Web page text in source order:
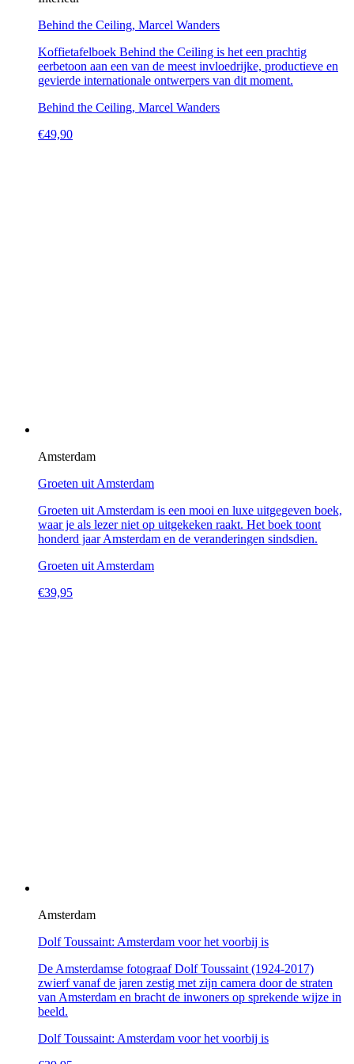
Behind the Ceiling, Marcel Wanders
Koffietafelboek Behind the Ceiling is het een prachtig
eerbetoon aan een van de meest invloedrijke, productieve en
gevierde internationale ontwerpers van dit moment.
Behind the Ceiling, Marcel Wanders
€49,90
Amsterdam
Groeten uit Amsterdam
Groeten uit Amsterdam is een mooi en luxe uitgegeven boek,
waar je als lezer niet op uitgekeken raakt. Het boek toont
honderd jaar Amsterdam en de veranderingen sindsdien.
Groeten uit Amsterdam
€39,95
Amsterdam
Dolf Toussaint: Amsterdam voor het voorbij is
De Amsterdamse fotograaf Dolf Toussaint (1924-2017)
zwierf vanaf de jaren zestig met zijn camera door de straten
van Amsterdam en bracht de inwoners op sprekende wijze in
beeld.
Dolf Toussaint: Amsterdam voor het voorbij is